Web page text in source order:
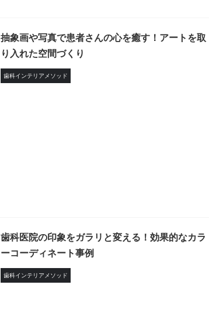
抽象画や写真で患者さんの心を癒す！アートを取
り入れた空間づくり
歯科インテリアメソッド
歯科医院の印象をガラリと変える！効果的なカラ
ーコーディネート事例
歯科インテリアメソッド